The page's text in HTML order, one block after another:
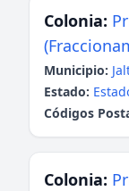
Colonia:
Municipio:
Estado:
Códigos
Colonia: